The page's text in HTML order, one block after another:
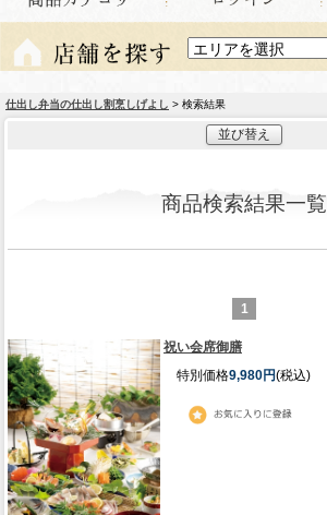
仕出し弁当の仕出し割烹しげよし > 検索結果
並び替え
商品検索結果一覧
1
祝い会席御膳
特別価格9,980円(税込)